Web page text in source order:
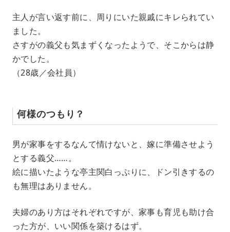
主人が言い返す前に、周りにいた親戚にキレられてい
ました。
さすがの義父も気まずくなったようで、そこからは静
かでした。
（28歳／会社員）
何様のつもり？
男が家事をするなんて情けないと、嫁に準備させよう
とする義父……。
絵に描いたような亭主関白っぷりに、ドン引きするの
も無理はありません。
夫婦のあり方はそれぞれですが、家事も育児も助け合
った方が、いい関係を築けるはず。